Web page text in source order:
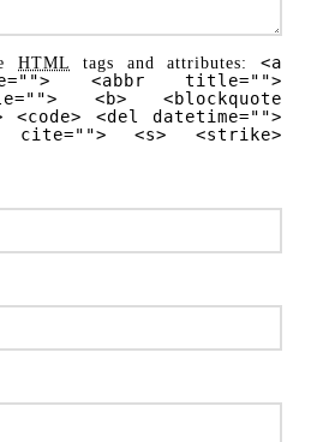
HTML tags and attributes: <a
<abbr title="">
<b> <blockquote
<del datetime="">
cite=""> <s> <strike>